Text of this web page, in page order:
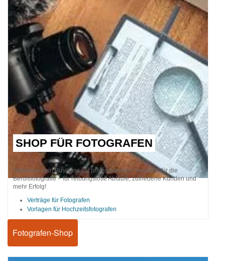
SHOP FÜR FOTOGRAFEN
Optimiere dein Business mit professionellen Vorlagen für die
Berufsfotografie – für reibungslose Abläufe, zufriedene Kunden und
mehr Erfolg!
Verträge für Fotografen
Vorlagen für Hochzeitsfotografen
Fotografen-Shop